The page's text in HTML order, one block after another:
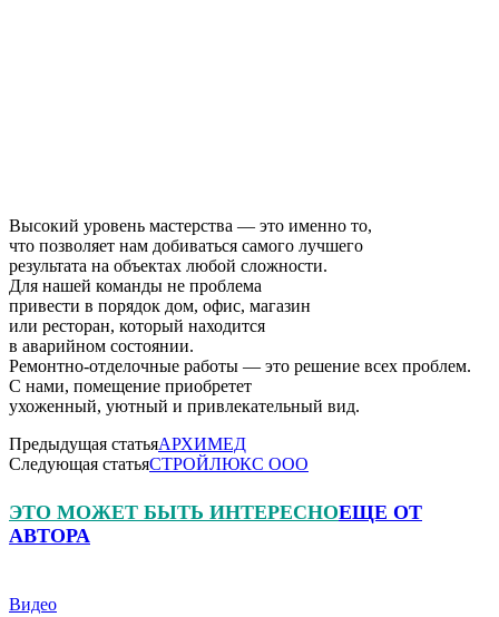
Высокий уровень мастерства — это именно то,
что позволяет нам добиваться самого лучшего
результата на объектах любой сложности.
Для нашей команды не проблема
привести в порядок дом, офис, магазин
или ресторан, который находится
в аварийном состоянии.
Ремонтно-отделочные работы — это решение всех проблем.
С нами, помещение приобретет
ухоженный, уютный и привлекательный вид.
Предыдущая статьяАРХИМЕД
Следующая статьяСТРОЙЛЮКС ООО
ЭТО МОЖЕТ БЫТЬ ИНТЕРЕСНОЕЩЕ ОТ
АВТОРА
Видео